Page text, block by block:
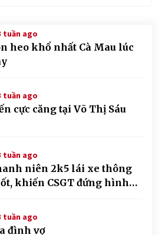
tuần ago
heo khổ nhất Cà Mau lúc
tuần ago
cực căng tại Võ Thị Sáu
tuần ago
niên 2k5 lái xe thông
khiến CSGT đứng hình
tuần ago
đình vợ